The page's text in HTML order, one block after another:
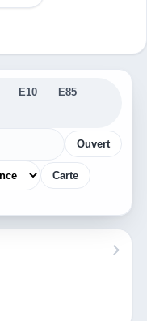
E10
E85
Ouvert
Carte